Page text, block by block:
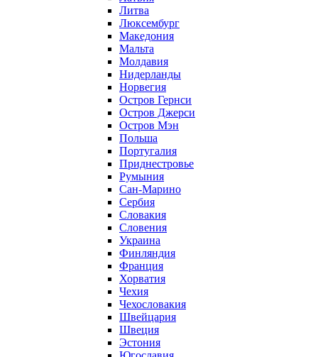
Литва
Люксембург
Македония
Мальта
Молдавия
Нидерланды
Норвегия
Остров Гернси
Остров Джерси
Остров Мэн
Польша
Португалия
Приднестровье
Румыния
Сан-Марино
Сербия
Словакия
Словения
Украина
Финляндия
Франция
Хорватия
Чехия
Чехословакия
Швейцария
Швеция
Эстония